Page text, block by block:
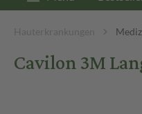
Hauterkrankungen
Cavilon 3M